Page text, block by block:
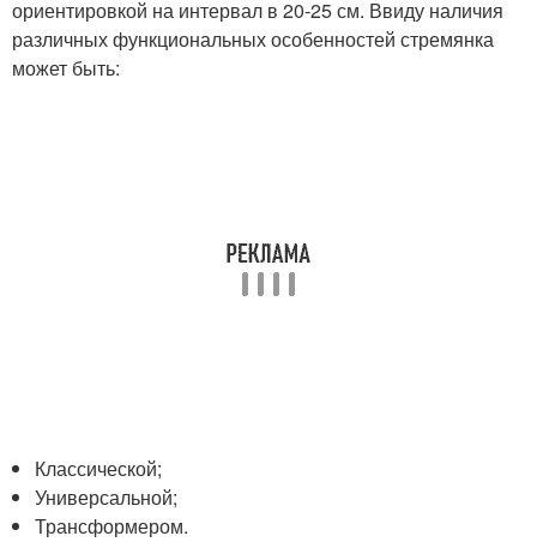
ориентировкой на интервал в 20-25 см. Ввиду наличия
различных функциональных особенностей стремянка
может быть:
Классической;
Универсальной;
Трансформером.